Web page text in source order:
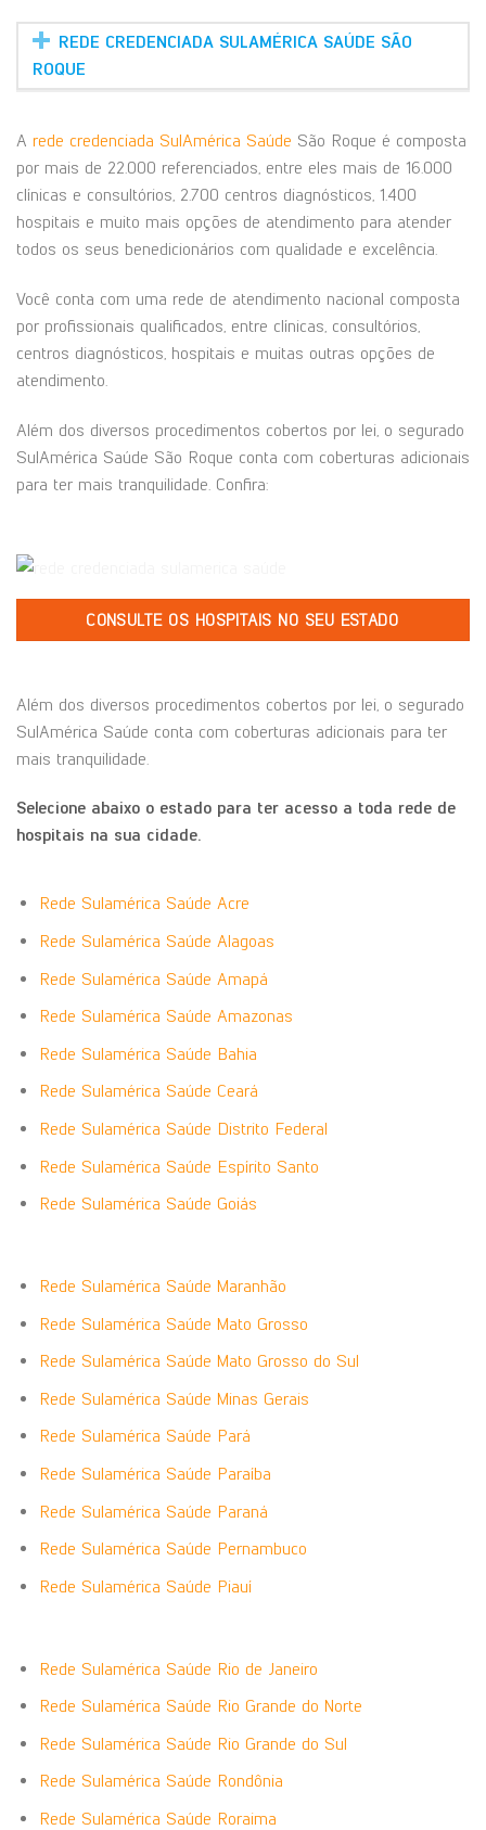
REDE CREDENCIADA SULAMÉRICA SAÚDE SÃO
ROQUE
A rede credenciada SulAmérica Saúde São Roque é composta
por mais de 22.000 referenciados, entre eles mais de 16.000
clínicas e consultórios, 2.700 centros diagnósticos, 1.400
hospitais e muito mais opções de atendimento para atender
todos os seus benedicionários com qualidade e excelência.
Você conta com uma rede de atendimento nacional composta
por profissionais qualificados, entre clínicas, consultórios,
centros diagnósticos, hospitais e muitas outras opções de
atendimento.
Além dos diversos procedimentos cobertos por lei, o segurado
SulAmérica Saúde São Roque conta com coberturas adicionais
para ter mais tranquilidade. Confira:
CONSULTE OS HOSPITAIS NO SEU ESTADO
Além dos diversos procedimentos cobertos por lei, o segurado
SulAmérica Saúde conta com coberturas adicionais para ter
mais tranquilidade.
Selecione abaixo o estado para ter acesso a toda rede de
hospitais na sua cidade.
Rede Sulamérica Saúde Acre
Rede Sulamérica Saúde Alagoas
Rede Sulamérica Saúde Amapá
Rede Sulamérica Saúde Amazonas
Rede Sulamérica Saúde Bahia
Rede Sulamérica Saúde Ceará
Rede Sulamérica Saúde Distrito Federal
Rede Sulamérica Saúde Espírito Santo
Rede Sulamérica Saúde Goiás
Rede Sulamérica Saúde Maranhão
Rede Sulamérica Saúde Mato Grosso
Rede Sulamérica Saúde Mato Grosso do Sul
Rede Sulamérica Saúde Minas Gerais
Rede Sulamérica Saúde Pará
Rede Sulamérica Saúde Paraíba
Rede Sulamérica Saúde Paraná
Rede Sulamérica Saúde Pernambuco
Rede Sulamérica Saúde Piauí
Rede Sulamérica Saúde Rio de Janeiro
Rede Sulamérica Saúde Rio Grande do Norte
Rede Sulamérica Saúde Rio Grande do Sul
Rede Sulamérica Saúde Rondônia
Rede Sulamérica Saúde Roraima